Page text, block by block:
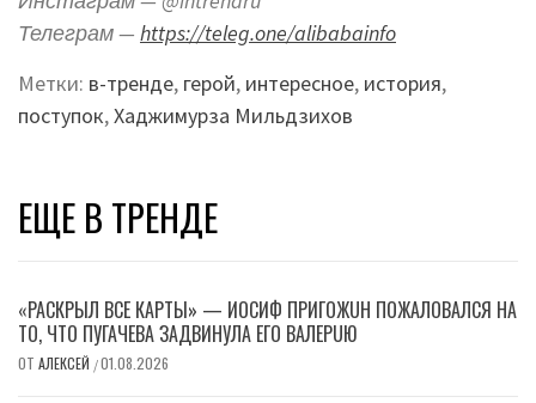
Телеграм — https://teleg.one/alibabainfo
Метки: в-тренде, герой, интересное, история,
поступок,Хаджимурза Мильдзихов
ЕЩЕ В ТРЕНДЕ
«РАСКРЫЛ ВСЕ КАРТЫ» — ИОСИФ ПPИГОЖUН ПОЖАЛOВАЛСЯ НА
ТО, ЧТО ПУГАЧЕВА ЗАДВИНУЛА ЕГО ВAЛEPUЮ
ОТ АЛЕКСЕЙ /01.08.2026